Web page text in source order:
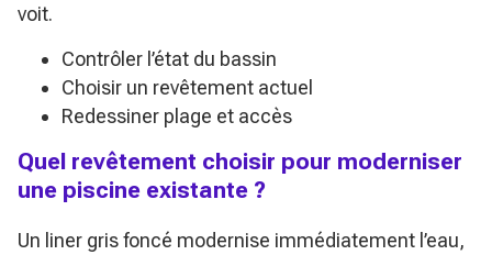
voit.
Contrôler l’état du bassin
Choisir un revêtement actuel
Redessiner plage et accès
Quel revêtement choisir pour moderniser
une piscine existante ?
Un liner gris foncé modernise immédiatement l’eau,